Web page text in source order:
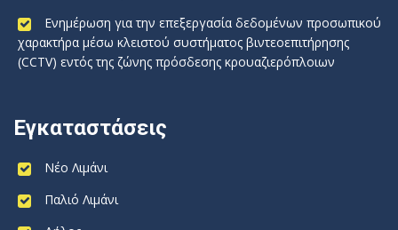
Ενημέρωση για την επεξεργασία δεδομένων προσωπικού
χαρακτήρα μέσω κλειστού συστήματος βιντεοεπιτήρησης
(CCTV) εντός της ζώνης πρόσδεσης κρουαζιερόπλοιων
Εγκαταστάσεις
Νέο Λιμάνι
Παλιό Λιμάνι